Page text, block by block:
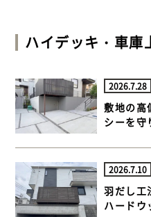
ハイデッキ・車庫
2026.7.28
敷地の高
シーを守
イデッキ
2026.7.10
羽だし工
ハードウ